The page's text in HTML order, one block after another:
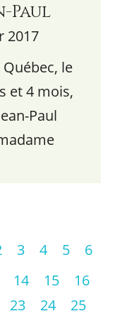
Paul
2017
le
et 4 mois,
Paul
3 4 5
6
14 15
16
23 24
25